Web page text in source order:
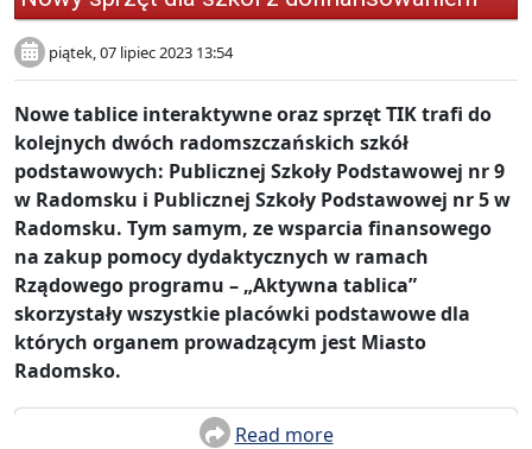
piątek, 07 lipiec 2023 13:54
Nowe tablice interaktywne oraz sprzęt TIK trafi do
kolejnych dwóch radomszczańskich szkół
podstawowych: Publicznej Szkoły Podstawowej nr 9
w Radomsku i Publicznej Szkoły Podstawowej nr 5 w
Radomsku. Tym samym, ze wsparcia finansowego
na zakup pomocy dydaktycznych w ramach
Rządowego programu – „Aktywna tablica”
skorzystały wszystkie placówki podstawowe dla
których organem prowadzącym jest Miasto
Radomsko.
Read more